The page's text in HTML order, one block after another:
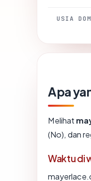
USIA
Apa
Melihat
(No), dan
Waktu di